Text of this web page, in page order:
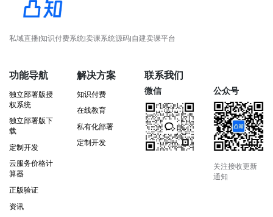
私域直播|知识付费系统|卖课系统源码|自建卖课平台
功能导航
独立部署版授
权系统
独立部署版下
载
定制开发
云服务价格计
算器
正版验证
资讯
解决方案
知识付费
在线教育
私有化部署
定制开发
联系我们
微信 公众号
关注接收更新
通知